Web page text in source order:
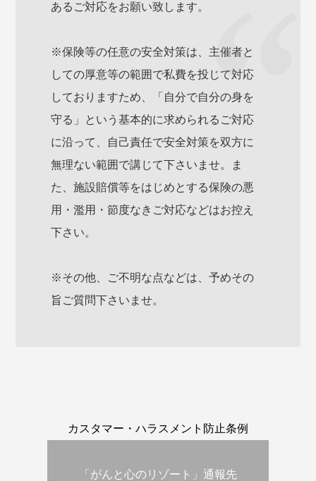
あるご対応をお願い致します。
※保険等の任意の安全対策は、主催者と
しての厚意等の範囲で私費を投じて対応
しておりますため、「自分で自分の身を
守る」という基本的に求められるご対応
に沿って、自己責任で安全対策を双方に
無理ない範囲で講じて下さいませ。ま
た、施設賠償等をはじめとする保険の悪
用・濫用・節度なきご対応などはお控え
下さい。
※その他、ご不明な点などは、予めその
旨ご質問下さいませ。
カスタマー・ハラスメント防止条例
「がんと心のリゾート」通報先